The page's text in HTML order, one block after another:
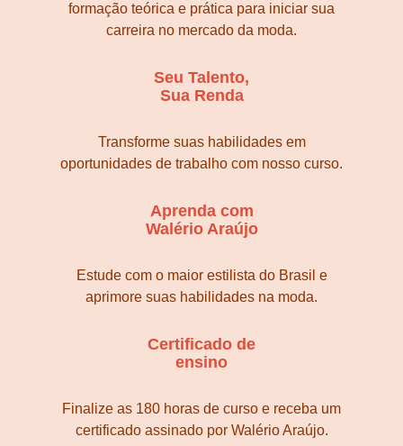
formação teórica e prática para iniciar sua
carreira no mercado da moda.
Seu Talento,
Sua Renda
Transforme suas habilidades em
oportunidades de trabalho com nosso curso.
Aprenda com
Walério Araújo
Estude com o maior estilista do Brasil e
aprimore suas habilidades na moda.
Certificado de
ensino
Finalize as 180 horas de curso e receba um
certificado assinado por Walério Araújo.